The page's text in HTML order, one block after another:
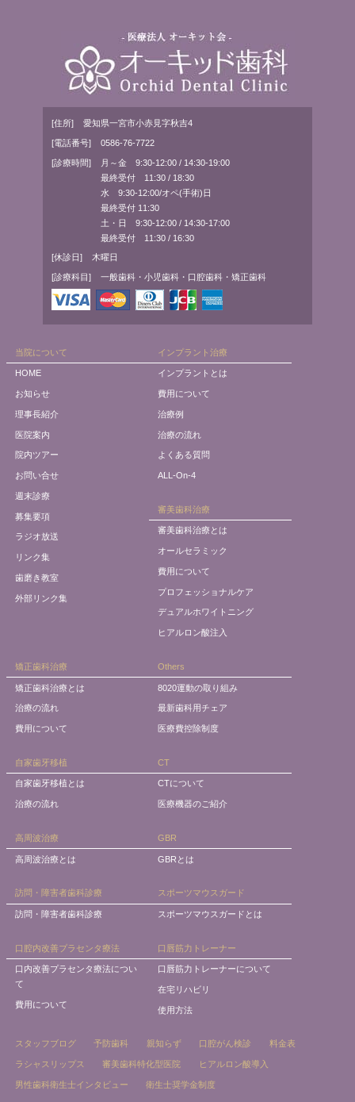
[住所] 愛知県一宮市小赤見字秋吉4
[電話番号] 0586-76-7722
[診療時間]
月～金 9:30-12:00 / 14:30-19:00
最終受付 11:30 / 18:30
水 9:30-12:00/オペ(手術)日
最終受付 11:30
土・日 9:30-12:00 / 14:30-17:00
最終受付 11:30 / 16:30
[休診日] 木曜日
[診療科目] 一般歯科・小児歯科・口腔歯科・矯正歯科
当院について
HOME
お知らせ
理事長紹介
医院案内
院内ツアー
お問い合せ
週末診療
募集要項
ラジオ放送
リンク集
歯磨き教室
外部リンク集
インプラント治療
インプラントとは
費用について
治療例
治療の流れ
よくある質問
ALL-On-4
審美歯科治療
審美歯科治療とは
オールセラミック
費用について
プロフェッショナルケア
デュアルホワイトニング
ヒアルロン酸注入
矯正歯科治療
矯正歯科治療とは
治療の流れ
費用について
Others
8020運動の取り組み
最新歯科用チェア
医療費控除制度
自家歯牙移植
自家歯牙移植とは
治療の流れ
CT
CTについて
医療機器のご紹介
高周波治療
高周波治療とは
GBR
GBRとは
訪問・障害者歯科診療
訪問・障害者歯科診療
スポーツマウスガード
スポーツマウスガードとは
口腔内改善プラセンタ療法
口内改善プラセンタ療法につい
て
費用について
口唇筋力トレーナー
口唇筋力トレーナーについて
在宅リハビリ
使用方法
スタッフブログ 予防歯科 親知らず 口腔がん検診 料金表
ラシャスリップス 審美歯科特化型医院 ヒアルロン酸導入
男性歯科衛生士インタビュー 衛生士奨学金制度